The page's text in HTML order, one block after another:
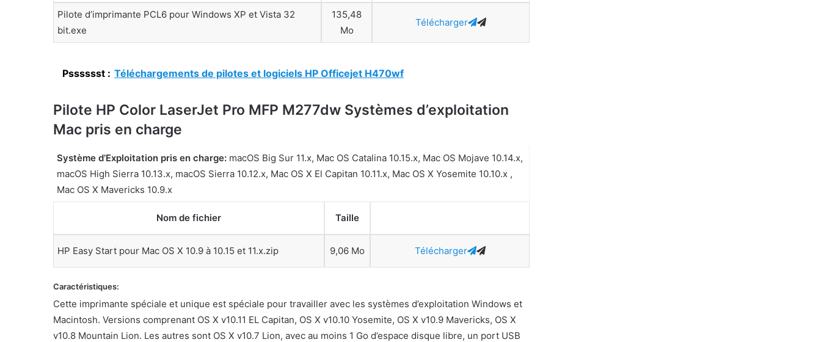
Pilote d’imprimante PCL6 pour Windows XP et Vista 32
bit.exe
135,48
Mo
Télécharger
Psssssst : Téléchargements de pilotes et logiciels HP Officejet H470wf
Pilote HP Color LaserJet Pro MFP M277dw Systèmes d’exploitation
Mac pris en charge
Système d’Exploitation pris en charge: macOS Big Sur 11.x, Mac OS Catalina 10.15.x, Mac OS Mojave 10.14.x,
macOS High Sierra 10.13.x, macOS Sierra 10.12.x, Mac OS X El Capitan 10.11.x, Mac OS X Yosemite 10.10.x ,
Mac OS X Mavericks 10.9.x
Nom de fichier Taille
HP Easy Start pour Mac OS X 10.9 à 10.15 et 11.x.zip 9,06 Mo Télécharger
Caractéristiques:
Cette imprimante spéciale et unique est spéciale pour travailler avec les systèmes d’exploitation Windows et
Macintosh. Versions comprenant OS X v10.11 EL Capitan, OS X v10.10 Yosemite, OS X v10.9 Mavericks, OS X
v10.8 Mountain Lion. Les autres sont OS X v10.7 Lion, avec au moins 1 Go d’espace disque libre, un port USB